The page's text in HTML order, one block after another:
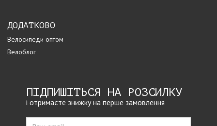
ДОДАТКОВО
Велосипеди оптом
Велоблог
ПІДПИШІТЬСЯ НА РОЗСИЛКУ
і отримаєте знижку на перше замовлення